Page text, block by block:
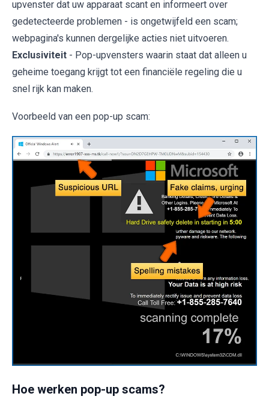
upvenster dat uw apparaat scant en informeert over
gedetecteerde problemen - is ongetwijfeld een scam;
webpagina's kunnen dergelijke acties niet uitvoeren.
Exclusiviteit - Pop-upvensters waarin staat dat alleen u
geheime toegang krijgt tot een financiële regeling die u
snel rijk kan maken.
Voorbeeld van een pop-up scam:
Hoe werken pop-up scams?